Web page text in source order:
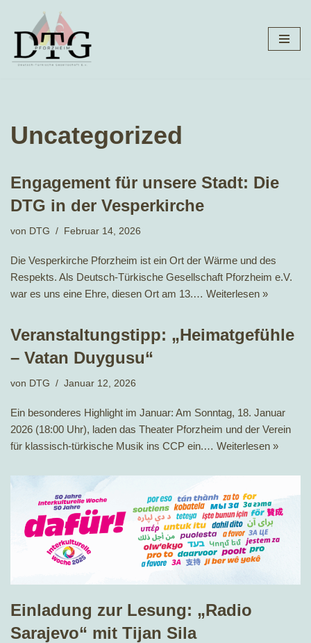
Zum
Inhalt
Uncategorized
Engagement für unsere Stadt: Die
DTG in der Vesperkirche
von DTG Februar 14, 2026
Die Vesperkirche Pforzheim ist ein Ort der Wärme und des
Respekts. Als Deutsch-Türkische Gesellschaft Pforzheim e.V.
war es uns eine Ehre, diesen Ort am 13.… Weiterlesen »
Veranstaltungstipp: „Heimatgefühle
– Vatan Duygusu“
von DTG Januar 12, 2026
Ein besonderes Highlight im Januar: Am Sonntag, 18. Januar
2026 (18:00 Uhr), laden das Theater Pforzheim und der Verein
für klassisch-türkische Musik ins CCP ein.… Weiterlesen »
Einladung zur Lesung: „Radio
Sarajevo“ mit Tijan Sila